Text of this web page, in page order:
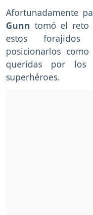
Afortunadamente
Gunn tomó el reto
estos forajidos
posicionarlos
queridas por
superhéroes.